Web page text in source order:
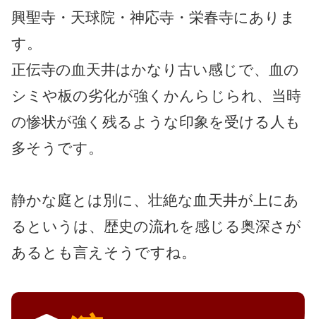
興聖寺・天球院・神応寺・栄春寺にありま
す。
正伝寺の血天井はかなり古い感じで、血の
シミや板の劣化が強くかんらじられ、当時
の惨状が強く残るような印象を受ける人も
多そうです。
静かな庭とは別に、壮絶な血天井が上にあ
るというは、歴史の流れを感じる奥深さが
あるとも言えそうですね。